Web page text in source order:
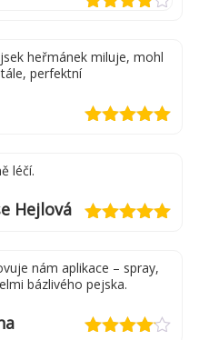
heřmánek miluje, mohl
perfektní
léčí.
Hejlová
nám aplikace – spray,
bázlivého pejska.